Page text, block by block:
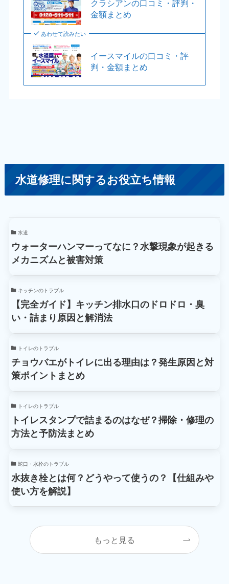
クラシアンの口コミ・評判・
金額まとめ
あわせて読みたい
イースマイルの口コミ・評
判・金額まとめ
水道修理に関するお役立ち情報
水道
ウォーターハンマーってなに？水撃現象が起きる
メカニズムと被害対策
キッチンのトラブル
【完全ガイド】キッチン排水口のドロドロ・臭
い・詰まり原因と解消法
トイレのトラブル
チョウバエがトイレに出る理由は？発生原因と対
策ポイントまとめ
トイレのトラブル
トイレスタンプで詰まるのはなぜ？掃除・修理の
方法と予防法まとめ
蛇口・水栓のトラブル
水抜き栓とは何？どうやって使うの？【仕組みや
使い方を解説】
もっと見る